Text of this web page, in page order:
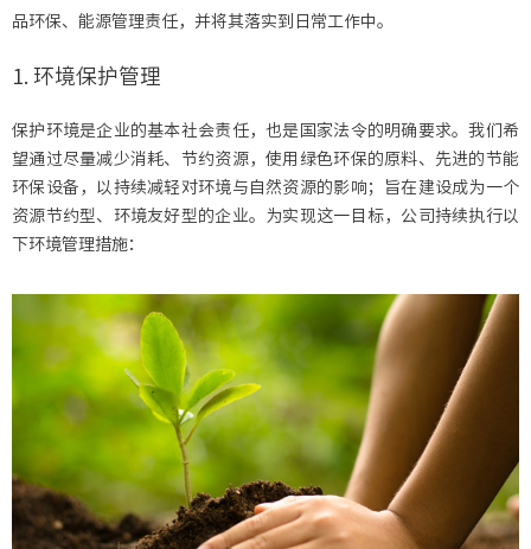
品环保、能源管理责任，并将其落实到日常工作中。
1. 环境保护管理
保护环境是企业的基本社会责任，也是国家法令的明确要求。我们希
望通过尽量减少消耗、节约资源，使用绿色环保的原料、先进的节能
环保设备，以持续减轻对环境与自然资源的影响；旨在建设成为一个
资源节约型、环境友好型的企业。为实现这一目标，公司持续执行以
下环境管理措施：